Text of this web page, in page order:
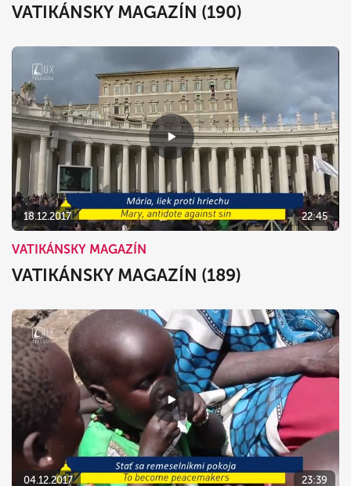
VATIKÁNSKY MAGAZÍN (190)
18.12.2017 22:45
VATIKÁNSKY MAGAZÍN
VATIKÁNSKY MAGAZÍN (189)
04.12.2017 23:39